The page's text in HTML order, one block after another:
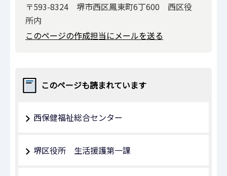
〒593-8324 堺市西区鳳東町6丁600 西区役
所内
このページの作成担当にメールを送る
このページも読まれています
西保健福祉総合センター
堺区役所 生活援護第一課